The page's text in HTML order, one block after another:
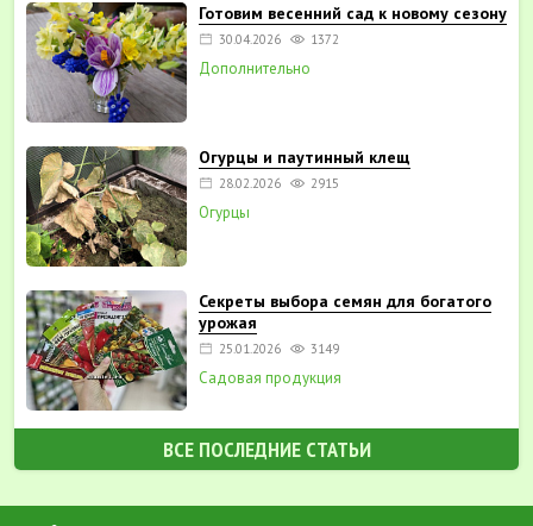
Готовим весенний сад к новому сезону
30.04.2026 1372
Дополнительно
Огурцы и паутинный клещ
28.02.2026 2915
Огурцы
Секреты выбора семян для богатого
урожая
25.01.2026 3149
Садовая продукция
ВСЕ ПОСЛЕДНИЕ СТАТЬИ